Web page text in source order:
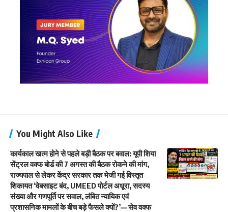
You Might Also Like
कार्यकाल खत्म होने से पहले बड़ी बैठक पर बवाल: यूपी शिया
सेंट्रल वक्फ बोर्ड की 7 अगस्त की बैठक रोकने की मांग,
राज्यपाल से लेकर केंद्र सरकार तक भेजी गई विस्तृत
शिकायत ‘वेबसाइट बंद, UMEED पोर्टल अधूरा, सदस्य
संख्या और गणपूर्ति पर सवाल, लंबित न्यायिक एवं
प्रशासनिक मामलों के बीच बड़े फैसले क्यों?’— सेव वक्फ